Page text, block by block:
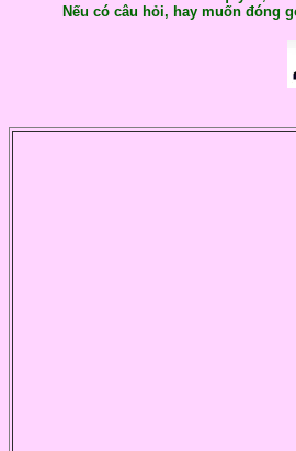
f
Nếu có câu hỏi, hay muốn đóng